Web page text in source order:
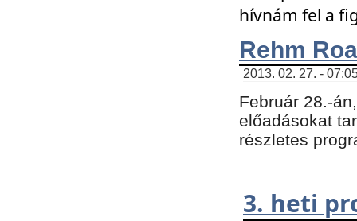
hívnám fel a
Rehm
2013. 02. 27. -
Február 28.-
előadásokat
részletes
3. heti